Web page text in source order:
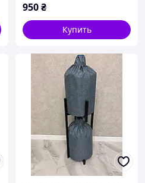
950₴
Купить